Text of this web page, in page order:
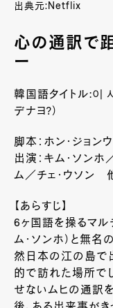
出典元:Netflix
心の通訳で
ー
韓国語タイトル:이
デナヨ?）
脚本：ホン・ジョン
出演：キム・ソンホ
ム／チェ・ウソン
【あらすじ】
6ヶ国語を操るマル
ム・ソンホ）と無名
然日本の江の島で
的で訪れた場所で
せないムヒの通訳